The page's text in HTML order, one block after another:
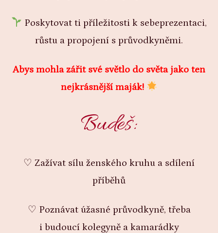
Poskytovat ti příležitosti k sebeprezentaci,
růstu a propojení s průvodkyněmi.
Abys mohla zářit své světlo do světa jako ten
nejkrásnější maják!
Budeš:
♡ Zažívat sílu ženského kruhu a sdílení
příběhů
♡ Poznávat úžasné průvodkyně, třeba
i budoucí kolegyně a kamarádky